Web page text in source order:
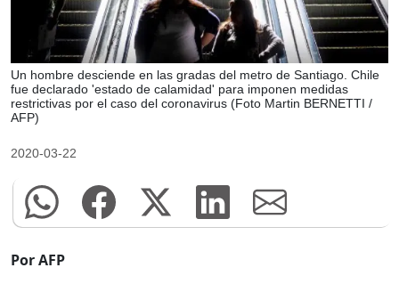
Un hombre desciende en las gradas del metro de Santiago. Chile
fue declarado 'estado de calamidad' para imponen medidas
restrictivas por el caso del coronavirus (Foto Martin BERNETTI /
AFP)
2020-03-22
Por AFP